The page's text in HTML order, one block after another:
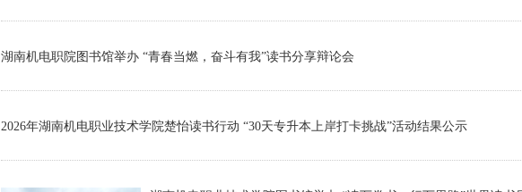
湖南机电职院图书馆举办 “青春当燃，奋斗有我”读书分享辩论会
2026年湖南机电职业技术学院楚怡读书行动 “30天专升本上岸打卡挑战”活动结果公示